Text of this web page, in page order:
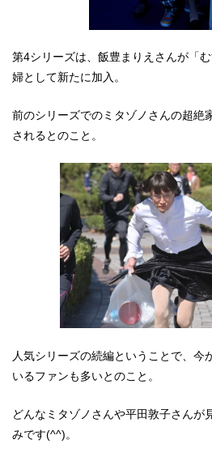
第4シリーズは、飯豊まりえさんが「
婦として新たに加入。
前のシリーズでのミタゾノさんの超絶
されるとのこと。
人気シリーズの続編ということで、今
いるファンも多いとのこと。
どんなミタゾノさんや平田敦子さんが
みです(^^)。